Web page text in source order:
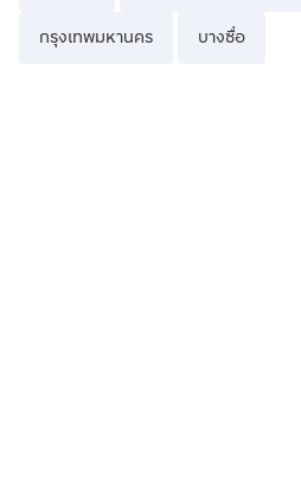
กรุงเทพมหานคร บางซื่อ